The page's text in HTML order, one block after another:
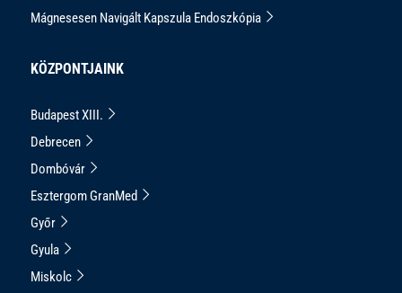
Mágnesesen Navigált Kapszula Endoszkópia
KÖZPONTJAINK
Budapest XIII.
Debrecen
Dombóvár
Esztergom GranMed
Győr
Gyula
Miskolc